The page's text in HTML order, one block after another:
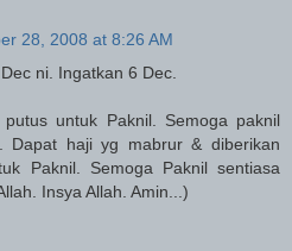
28, 2008 at 8:26 AM
ni. Ingatkan 6 Dec.
untuk Paknil. Semoga paknil
Dapat haji yg mabrur & diberikan
Paknil. Semoga Paknil sentiasa
Insya Allah. Amin...)